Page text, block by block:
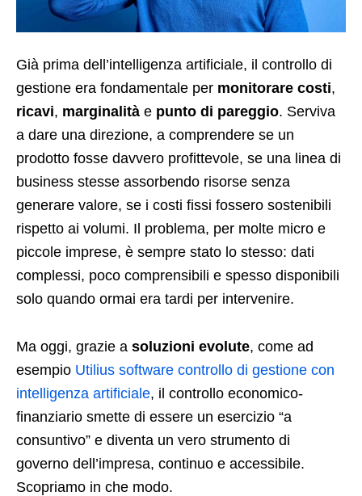
Già prima dell’intelligenza artificiale, il controllo di
gestione era fondamentale per monitorare costi,
ricavi, marginalità e punto di pareggio. Serviva
a dare una direzione, a comprendere se un
prodotto fosse davvero profittevole, se una linea di
business stesse assorbendo risorse senza
generare valore, se i costi fissi fossero sostenibili
rispetto ai volumi. Il problema, per molte micro e
piccole imprese, è sempre stato lo stesso: dati
complessi, poco comprensibili e spesso disponibili
solo quando ormai era tardi per intervenire.
Ma oggi, grazie a soluzioni evolute, come ad
esempio Utilius software controllo di gestione con
intelligenza artificiale, il controllo economico-
finanziario smette di essere un esercizio “a
consuntivo” e diventa un vero strumento di
governo dell’impresa, continuo e accessibile.
Scopriamo in che modo.